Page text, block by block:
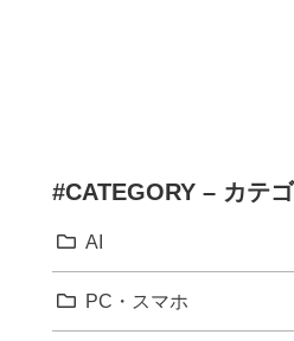
#CATEGORY – カテ
AI
PC・スマホ